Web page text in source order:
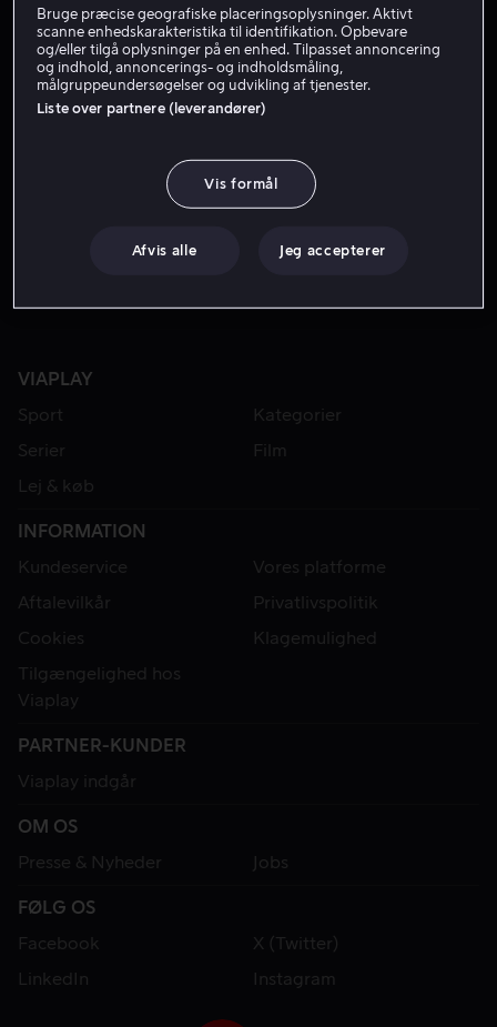
VIAPLAY
Sport
Kategorier
Serier
Film
Lej & køb
INFORMATION
Kundeservice
Vores platforme
Aftalevilkår
Privatlivspolitik
Cookies
Klagemulighed
Tilgængelighed hos
Viaplay
PARTNER-KUNDER
Viaplay indgår
OM OS
Presse & Nyheder
Jobs
FØLG OS
Facebook
X (Twitter)
LinkedIn
Instagram
Bruge præcise geografiske placeringsoplysninger. Aktivt
scanne enhedskarakteristika til identifikation. Opbevare
og/eller tilgå oplysninger på en enhed. Tilpasset annoncering
og indhold, annoncerings- og indholdsmåling,
målgruppeundersøgelser og udvikling af tjenester.
Liste over partnere (leverandører)
Vis formål
Afvis alle Jeg accepterer